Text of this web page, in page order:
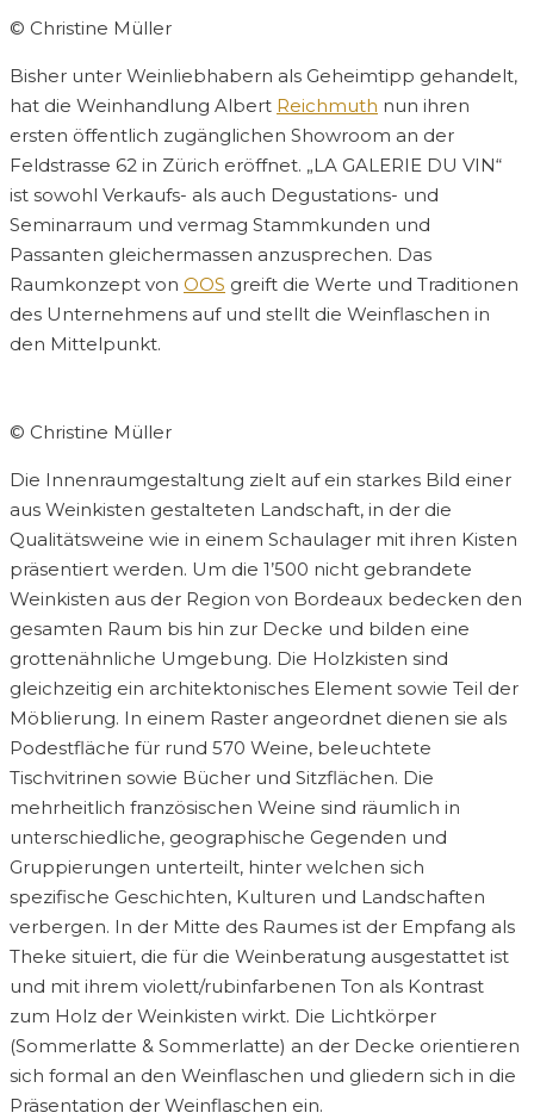
© Christine Müller
Bisher unter Weinliebhabern als Geheimtipp gehandelt,
hat die Weinhandlung Albert Reichmuth nun ihren
ersten öffentlich zugänglichen Showroom an der
Feldstrasse 62 in Zürich eröffnet. „LA GALERIE DU VIN“
ist sowohl Verkaufs- als auch Degustations- und
Seminarraum und vermag Stammkunden und
Passanten gleichermassen anzusprechen. Das
Raumkonzept von OOS greift die Werte und Traditionen
des Unternehmens auf und stellt die Weinflaschen in
den Mittelpunkt.
© Christine Müller
Die Innenraumgestaltung zielt auf ein starkes Bild einer
aus Weinkisten gestalteten Landschaft, in der die
Qualitätsweine wie in einem Schaulager mit ihren Kisten
präsentiert werden. Um die 1’500 nicht gebrandete
Weinkisten aus der Region von Bordeaux bedecken den
gesamten Raum bis hin zur Decke und bilden eine
grottenähnliche Umgebung. Die Holzkisten sind
gleichzeitig ein architektonisches Element sowie Teil der
Möblierung. In einem Raster angeordnet dienen sie als
Podestfläche für rund 570 Weine, beleuchtete
Tischvitrinen sowie Bücher und Sitzflächen. Die
mehrheitlich französischen Weine sind räumlich in
unterschiedliche, geographische Gegenden und
Gruppierungen unterteilt, hinter welchen sich
spezifische Geschichten, Kulturen und Landschaften
verbergen. In der Mitte des Raumes ist der Empfang als
Theke situiert, die für die Weinberatung ausgestattet ist
und mit ihrem violett/rubinfarbenen Ton als Kontrast
zum Holz der Weinkisten wirkt. Die Lichtkörper
(Sommerlatte & Sommerlatte) an der Decke orientieren
sich formal an den Weinflaschen und gliedern sich in die
Präsentation der Weinflaschen ein.